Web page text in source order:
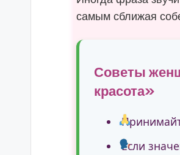
самым сближая
Советы
красота»
Если